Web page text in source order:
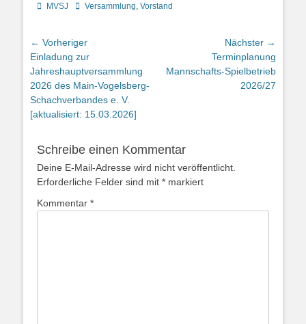
Kategorien
MVSJ Schlagworte
Versammlung, Vorstand
Beitragsnavigation
← Vorheriger
Vorheriger
Beitrag:
Einladung zur
Jahreshauptversammlung
2026 des Main-Vogelsberg-
Schachverbandes e. V.
[aktualisiert: 15.03.2026]
Nächster →
Beitrag:
Terminplanung
Mannschafts-Spielbetrieb
2026/27
Schreibe einen Kommentar
Deine E-Mail-Adresse wird nicht veröffentlicht.
Erforderliche Felder sind mit * markiert
Kommentar *